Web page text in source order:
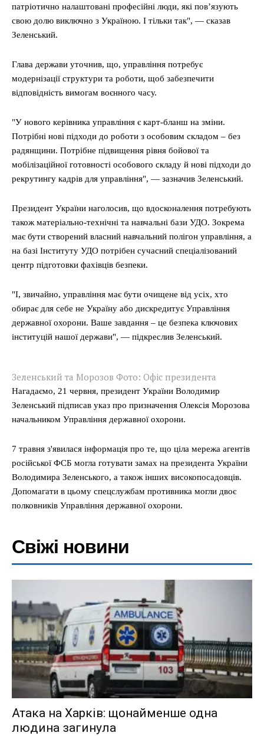
патріотично налаштовані професійні люди, які повʼязують
свою долю виключно з Україною. І тільки так", — сказав
Зеленський.
Глава держави уточнив, що, управління потребує
модернізації структури та роботи, щоб забезпечити
відповідність вимогам воєнного часу.
"У нового керівника управління є карт-бланш на зміни.
Потрібні нові підходи до роботи з особовим складом – без
радянщини. Потрібне підвищення рівня бойової та
мобілізаційної готовності особового складу й нові підходи до
рекрутингу кадрів для управління", — зазначив Зеленський.
Президент України наголосив, що вдосконалення потребують
також матеріально-технічні та навчальні бази УДО. Зокрема
має бути створений власний навчальний полігон управління, а
на базі Інституту УДО потрібен сучасний спеціалізований
центр підготовки фахівців безпеки.
"І, звичайно, управління має бути очищене від усіх, хто
обирає для себе не Україну або дискредитує Управління
державної охорони. Ваше завдання – це безпека ключових
інституцій нашої держави", — підкреслив Зеленський.
Зеленський та Морозов Фото: Офіс президента
Нагадаємо, 21 червня, президент України Володимир
Зеленський підписав указ про призначення Олексія Морозова
начальником Управління державної охорони.
7 травня з'явилася інформація про те, що ціла мережа агентів
російської ФСБ могла готувати замах на президента України
Володимира Зеленського, а також інших високопосадовців.
Допомагати в цьому спецслужбам противника могли двоє
полковників Управління державної охорони.
Свіжі новини
Атака на Харків: щонайменше одна
людина загинула